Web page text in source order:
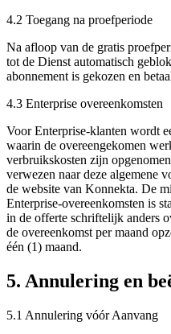
4.2 Toegang na proefperiode
Na afloop van de gratis
tot de Dienst automatisch
abonnement is gekozen en
4.3 Enterprise overeenkomsten
Voor Enterprise-klanten wordt
waarin de overeengekomen
verbruikskosten zijn
verwezen naar deze algemene
de website van Konnekta. De
Enterprise-overeenkomsten is
in de offerte schriftelijk anders
de overeenkomst per maand
één (1) maand.
5. Annulering en
5.1 Annulering vóór Aanvang